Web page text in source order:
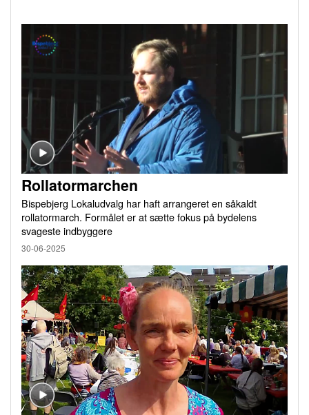
Rollatormarchen
Bispebjerg Lokaludvalg har haft arrangeret en såkaldt
rollatormarch. Formålet er at sætte fokus på bydelens
svageste indbyggere
30-06-2025